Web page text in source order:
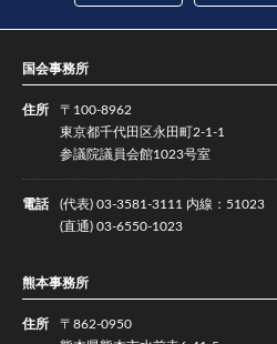
国会事務所
住所
〒100-8962
東京都千代田区永田町2-1-1
参議院議員会館1023号室
電話
(代表) 03-3581-3111 内線：51023
(直通) 03-6550-1023
熊本事務所
住所
〒862-0950